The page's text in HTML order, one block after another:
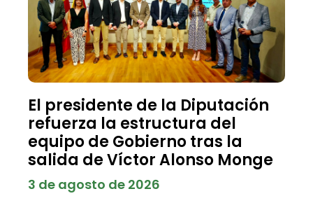
El presidente de la Diputación
refuerza la estructura del
equipo de Gobierno tras la
salida de Víctor Alonso Monge
3 de agosto de 2026